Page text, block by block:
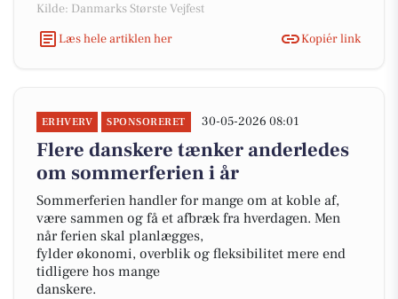
Kilde: Danmarks Største Vejfest
Læs hele artiklen her
Kopiér link
ERHVERV SPONSORERET 30-05-2026 08:01
Flere danskere tænker anderledes
om sommerferien i år
Sommerferien handler for mange om at koble af,
være sammen og få et afbræk fra hverdagen. Men
når ferien skal planlægges,
fylder økonomi, overblik og fleksibilitet mere end
tidligere hos mange
danskere.